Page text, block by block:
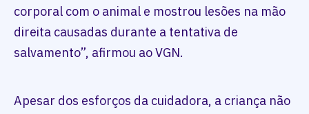
corporal com o animal e mostrou lesões na mão
direita causadas durante a tentativa de
salvamento”, afirmou ao VGN.
Apesar dos esforços da cuidadora, a criança não